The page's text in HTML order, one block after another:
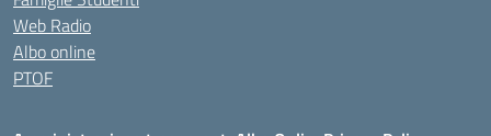
Web Radio
Albo online
PTOF